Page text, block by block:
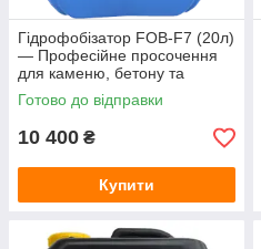
Гідрофобізатор FOB-F7 (20л)
— Професійне просочення
для каменю, бетону та
тротуарної плитки (захист від
висолів)
Готово до відправки
10 400 ₴
Купити